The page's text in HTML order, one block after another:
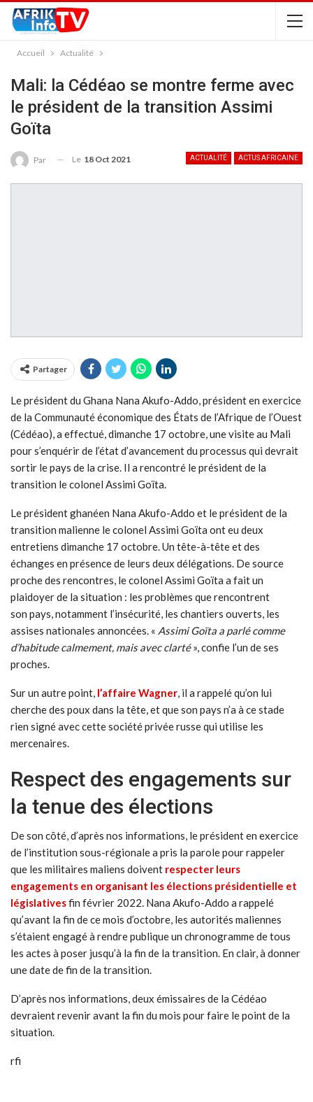
Accueil Actualité
Mali: la Cédéao se montre ferme avec
le président de la transition Assimi
Goïta
ACTUALITÉ ACTUS AFRICAINE
Par Le 18 Oct 2021
Partager
Le président du Ghana Nana Akufo-Addo, président en exercice
de la Communauté économique des États de l’Afrique de l’Ouest
(Cédéao), a effectué, dimanche 17 octobre, une visite au Mali
pour s’enquérir de l’état d’avancement du processus qui devrait
sortir le pays de la crise. Il a rencontré le président de la
transition le colonel Assimi Goïta.
Le président ghanéen Nana Akufo-Addo et le président de la
transition malienne le colonel Assimi Goïta ont eu deux
entretiens dimanche 17 octobre. Un tête-à-tête et des
échanges en présence de leurs deux délégations. De source
proche des rencontres, le colonel Assimi Goïta a fait un
plaidoyer de la situation : les problèmes que rencontrent
son pays, notamment l’insécurité, les chantiers ouverts, les
assises nationales annoncées. « Assimi Goïta a parlé comme
d’habitude calmement, mais avec clarté», confie l’un de ses
proches.
Sur un autre point, l’affaire Wagner , il a rappelé qu’on lui
cherche des poux dans la tête, et que son pays n’a à ce stade
rien signé avec cette société privée russe qui utilise les
mercenaires.
Respect des engagements sur
la tenue des élections
De son côté, d’après nos informations, le président en exercice
de l’institution sous-régionale a pris la parole pour rappeler
que les militaires maliens doivent respecter leurs
engagements en organisant les élections présidentielle et
législativesfin février 2022. Nana Akufo-Addo a rappelé
qu’avant la fin de ce mois d’octobre, les autorités maliennes
s’étaient engagé à rendre publique un chronogramme de tous
les actes à poser jusqu’à la fin de la transition. En clair, à donner
une date de fin de la transition.
D’après nos informations, deux émissaires de la Cédéao
devraient revenir avant la fin du mois pour faire le point de la
situation.
rfi